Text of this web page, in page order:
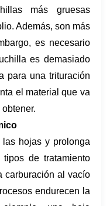
más gruesas
Además, son más
es necesario
es demasiado
para una trituración
el material que va
las hojas y prolonga
de tratamiento
carburación al vacío
endurecen la